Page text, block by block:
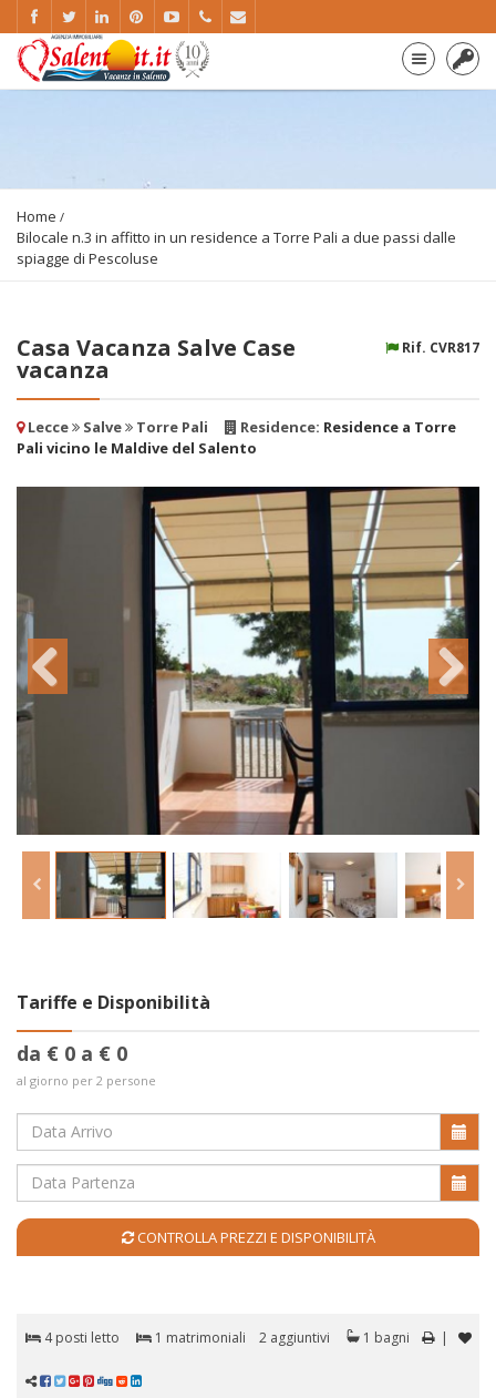
Home
Bilocale n.3 in affitto in un residence a Torre Pali a due passi dalle
spiagge di Pescoluse
Rif. CVR817
Casa Vacanza Salve Case
vacanza
Lecce Salve Torre Pali Residence: Residence a Torre
Pali vicino le Maldive del Salento
Tariffe e Disponibilità
da € 0 a € 0
al giorno per 2 persone
CONTROLLA PREZZI E DISPONIBILITÀ
|
4 posti letto 1 matrimoniali 2 aggiuntivi 1 bagni